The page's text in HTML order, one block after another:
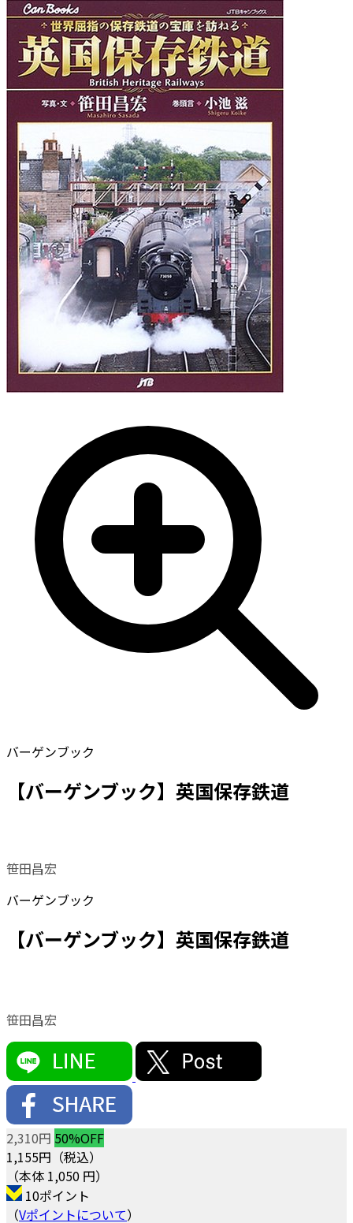
バーゲンブック
【バーゲンブック】英国保存鉄道
笹田昌宏
バーゲンブック
【バーゲンブック】英国保存鉄道
笹田昌宏
2,310円 50%OFF
1,155円（税込）
（本体 1,050 円）
10ポイント
（Vポイントについて）